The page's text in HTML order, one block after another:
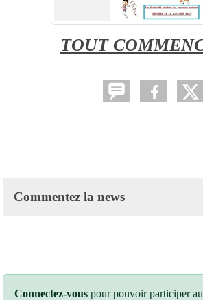
TOUT
Commentez la news
Connectez-vous pour pouvoir participer